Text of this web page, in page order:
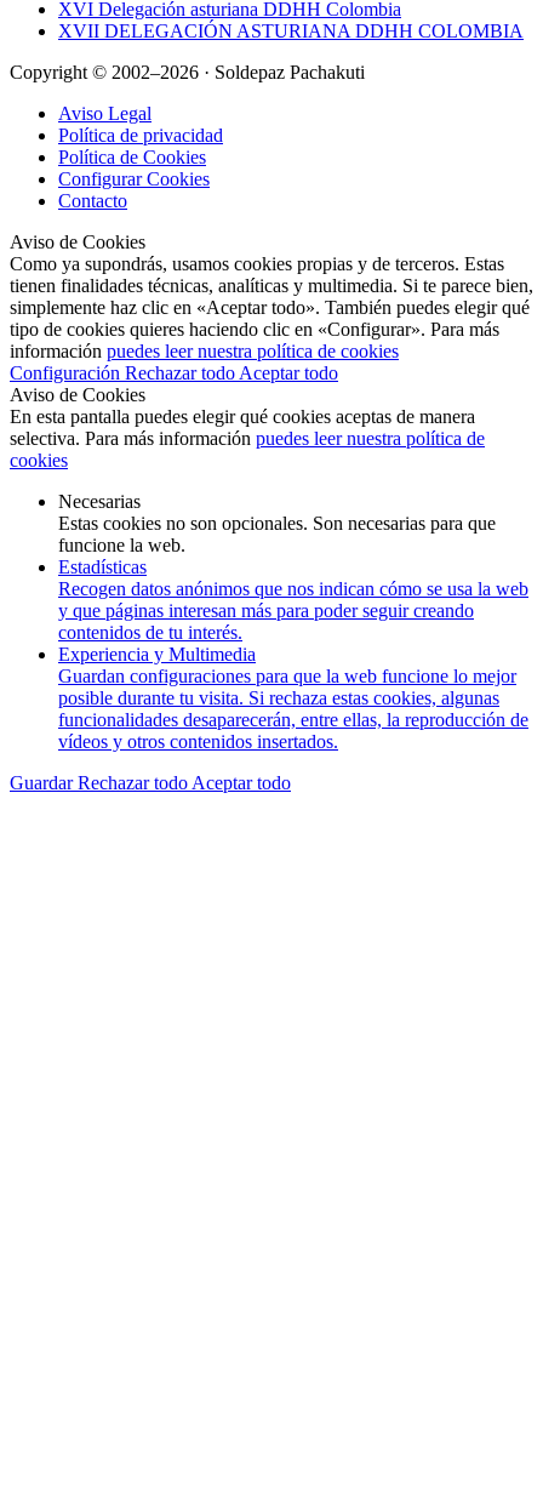
XVI Delegación asturiana DDHH Colombia
XVII DELEGACIÓN ASTURIANA DDHH COLOMBIA
Copyright © 2002–2026 · Soldepaz Pachakuti
Aviso Legal
Política de privacidad
Política de Cookies
Configurar Cookies
Contacto
Aviso de Cookies
Como ya supondrás, usamos cookies propias y de terceros. Estas
tienen finalidades técnicas, analíticas y multimedia. Si te parece bien,
simplemente haz clic en «Aceptar todo». También puedes elegir qué
tipo de cookies quieres haciendo clic en «Configurar». Para más
información puedes leer nuestra política de cookies
Configuración Rechazar todo Aceptar todo
Aviso de Cookies
En esta pantalla puedes elegir qué cookies aceptas de manera
selectiva. Para más información puedes leer nuestra política de
cookies
Necesarias
Estas cookies no son opcionales. Son necesarias para que
funcione la web.
Estadísticas
Recogen datos anónimos que nos indican cómo se usa la web
y que páginas interesan más para poder seguir creando
contenidos de tu interés.
Experiencia y Multimedia
Guardan configuraciones para que la web funcione lo mejor
posible durante tu visita. Si rechaza estas cookies, algunas
funcionalidades desaparecerán, entre ellas, la reproducción de
vídeos y otros contenidos insertados.
GuardarRechazar todo Aceptar todo